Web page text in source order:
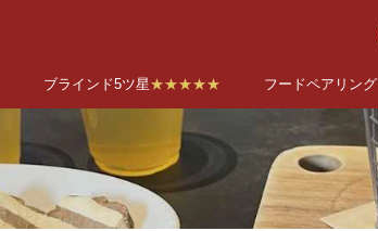
ブラインド5ツ星★★★★★ フードペアリング